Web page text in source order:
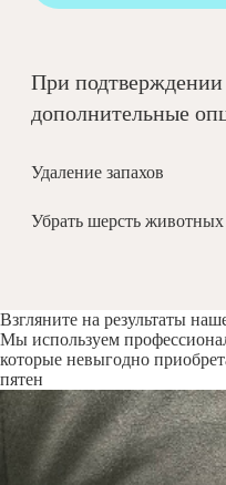
При подтверждении
дополнительные
Удаление запахов
Убрать шерсть животных
Взгляните на результаты
Мы используем
которые невыгодно
пятен